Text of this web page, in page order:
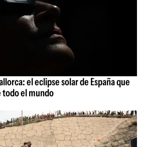
el eclipse solar de España que
todo el mundo